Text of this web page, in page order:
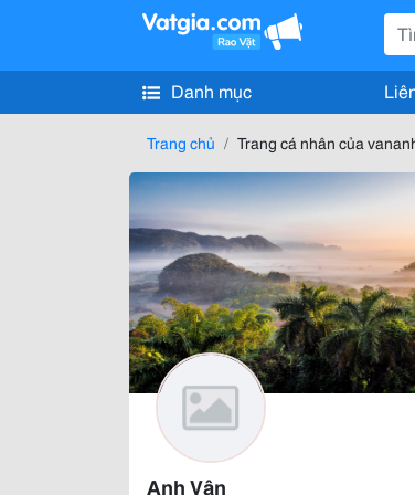
Danh mục
Trang chủ Trang cá nhân của
Anh Vân